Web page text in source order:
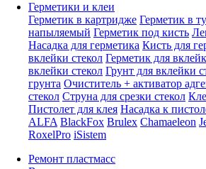
Герметики и клеи
Герметик в картридже Герметик в
напыляемый Герметик под кисть
Насадка для герметика Кисть для
вклейки стекол Герметик для
вклейки стекол Грунт для вклейки
грунта Очиститель + активатор
стекол Струна для срезки стекол
Пистолет для клея Насадка к
ALFA BlackFox Brulex Chamaeleon
RoxelPro iSistem
Ремонт пластмасс